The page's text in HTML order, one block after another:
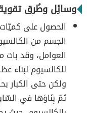
وسائِل وطُرق
الحصول على
الجسم من
العوامل، وقد
للكالسيوم لبناء
ولكن حتى الكبار
تَمّ بِنَاؤها في